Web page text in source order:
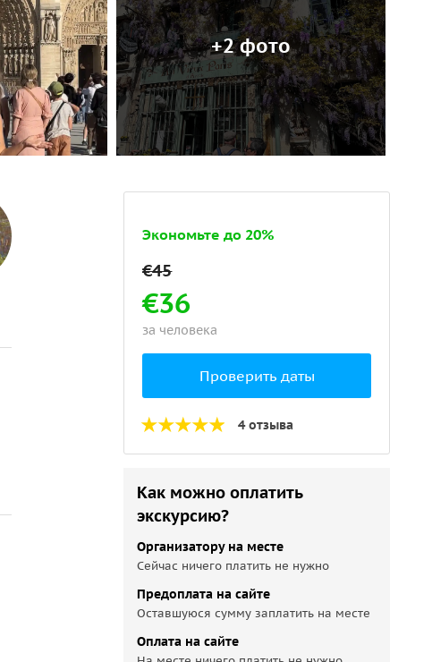
+2 фото
Экономьте до 20%
€36
за человека
Проверить даты
4 отзыва
Как можно оплатить
экскурсию?
Организатору на месте
Сейчас ничего платить не нужно
Предоплата на сайте
Оставшуюся сумму заплатить на месте
Оплата на сайте